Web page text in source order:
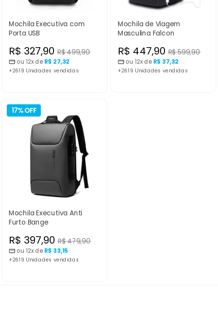
Mochila Executiva com
Porta USB
Preço
normal
R$ 499,90
Preço
promocional
R$ 327,90
ou 12x de R$ 27,32
+2619 Unidades vendidas
Mochila de Viagem
Masculina Falcon
Preço
normal
R$ 599,90
Preço
promocional
R$ 447,90
ou 12x de R$ 37,32
+2619 Unidades vendidas
17% OFF
Mochila Executiva Anti
Furto Bange
Preço
normal
R$ 479,90
Preço
promocional
R$ 397,90
ou 12x de R$ 33,15
+2619 Unidades vendidas